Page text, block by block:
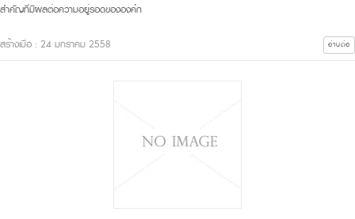
สำคัญที่มีผลต่อความอยู่รอดขององค์ก
สร้างเมื่อ : 24 มกราคม 2558 อ่านต่อ